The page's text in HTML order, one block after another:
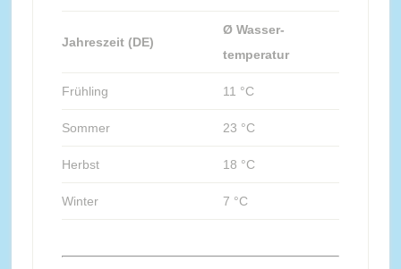
Jahreszeit (DE)
Ø Wasser-
temperatur
Frühling 11 °C
Sommer 23 °C
Herbst 18 °C
Winter 7 °C